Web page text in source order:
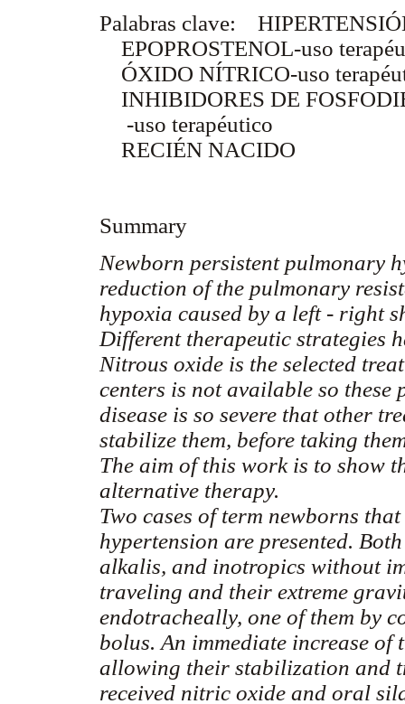
Palabras clave:
EPOPROSTENOL-uso
ÓXIDO NÍTRICO-uso
INHIBIDORES DE
-uso terapéutico
RECIÉN NACIDO
Summary
Newborn persistent pulmonary
reduction of the pulmonary
hypoxia caused by a left - right
Different therapeutic strategies
Nitrous oxide is the selected
centers is not available so these
disease is so severe that other
stabilize them, before taking
The aim of this work is to show
alternative therapy.
Two cases of term newborns
hypertension are presented.
alkalis, and inotropics without
traveling and their extreme
endotracheally, one of them by
bolus. An immediate increase of
allowing their stabilization and
received nitric oxide and oral